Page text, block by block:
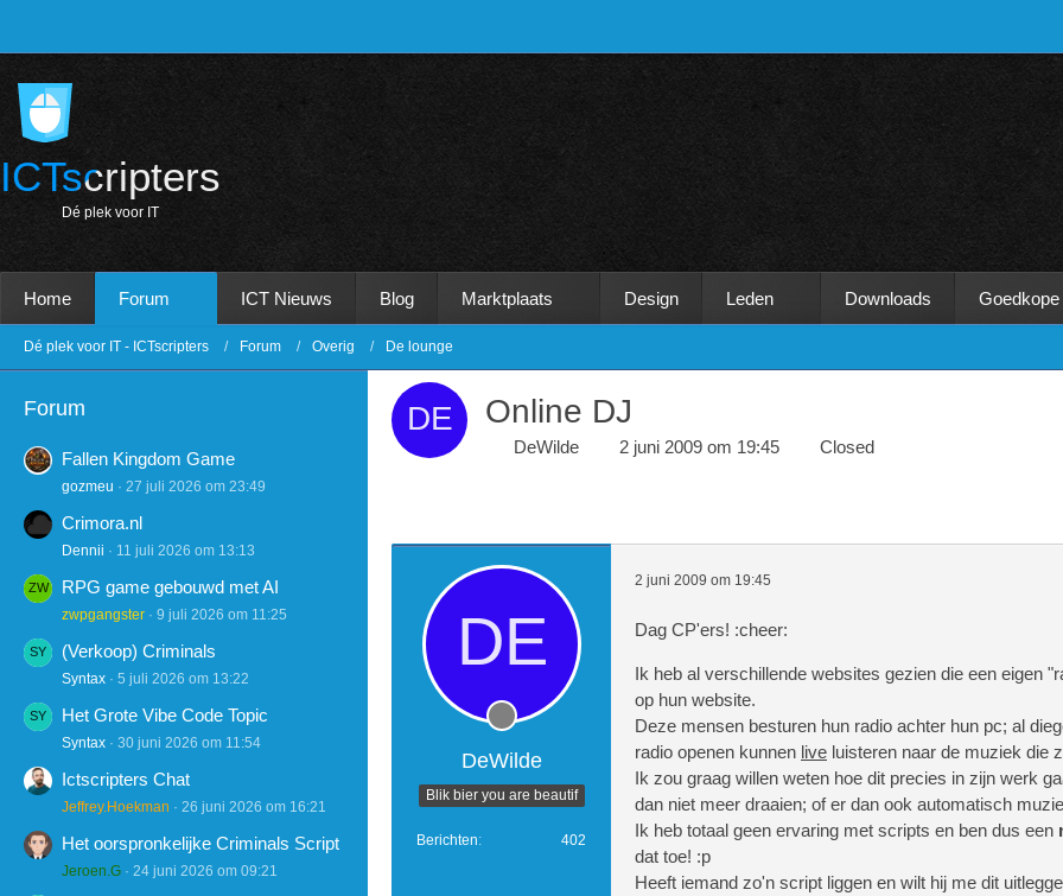
ICTscripters
Dé p e k voor T
Home Forum ICT Nieuws Blog Marktplaats Design Leden Downloads
Dé plek voor IT - ICTscripters Forum Overig De lounge
Forum
Fallen Kingdom Game
gozmeu 27 juli 2026 om 23:49
Crimora.nl
Dennii 11 juli 2026 om 13:13
RPG game gebouwd met AI
zwpgangster 9 juli 2026 om 11:25
(Verkoop) Criminals
Syntax 5 juli 2026 om 13:22
Het Grote Vibe Code Topic
Syntax 30 juni 2026 om 11:54
Ictscripters Chat
Jeffrey.Hoekman 26 juni 2026 om 16:21
Het oorspronkelijke Criminals Script
Jeroen.G 24 juni 2026 om 09:21
Online DJ
DeWilde 2 juni 2009 om 19:45 Closed
DeWilde
Blik bier you are beautif
Berichten 402
2 juni 2009 om 19:45
Dag CP'ers! :cheer:
Ik heb al verschillende websites gezien die een eigen
op hun website.
Deze mensen besturen hun radio achter hun pc; al
radio openen kunnen live luisteren naar de muziek die
Ik zou graag willen weten hoe dit precies in zijn werk
dan niet meer draaien; of er dan ook automatisch
Ik heb totaal geen ervaring met scripts en ben dus een
dat toe! :p
Heeft iemand zo'n script liggen en wilt hij me dit